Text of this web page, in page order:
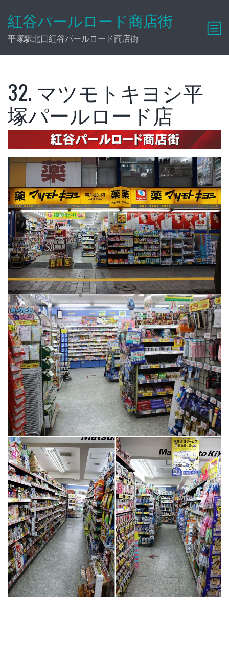
紅谷パールロード商店街
平塚駅北口紅谷パールロード商店街
32. マツモトキヨシ平
塚パールロード店